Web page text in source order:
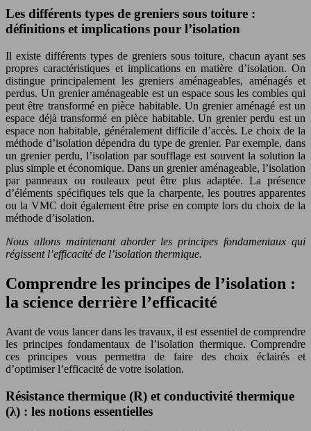
Les différents types de greniers sous toiture :
définitions et implications pour l’isolation
Il existe différents types de greniers sous toiture, chacun ayant ses
propres caractéristiques et implications en matière d’isolation. On
distingue principalement les greniers aménageables, aménagés et
perdus. Un grenier aménageable est un espace sous les combles qui
peut être transformé en pièce habitable. Un grenier aménagé est un
espace déjà transformé en pièce habitable. Un grenier perdu est un
espace non habitable, généralement difficile d’accès. Le choix de la
méthode d’isolation dépendra du type de grenier. Par exemple, dans
un grenier perdu, l’isolation par soufflage est souvent la solution la
plus simple et économique. Dans un grenier aménageable, l’isolation
par panneaux ou rouleaux peut être plus adaptée. La présence
d’éléments spécifiques tels que la charpente, les poutres apparentes
ou la VMC doit également être prise en compte lors du choix de la
méthode d’isolation.
Nous allons maintenant aborder les principes fondamentaux qui
régissent l’efficacité de l’isolation thermique.
Comprendre les principes de l’isolation :
la science derrière l’efficacité
Avant de vous lancer dans les travaux, il est essentiel de comprendre
les principes fondamentaux de l’isolation thermique. Comprendre
ces principes vous permettra de faire des choix éclairés et
d’optimiser l’efficacité de votre isolation.
Résistance thermique (R) et conductivité thermique
(λ) : les notions essentielles